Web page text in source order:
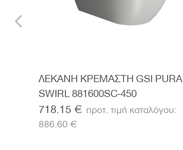
ΛΕΚΑΝΗ ΚΡΕΜΑΣΤΗ GSI PURA
SWIRL 881600SC-450
718.15 €
886.60 €